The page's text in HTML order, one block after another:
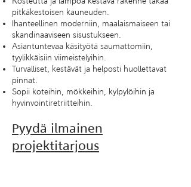
pitkäkestoisen kauneuden.
Ihanteellinen moderniin, maalaismaiseen tai
skandinaaviseen sisustukseen.
Asiantuntevaa käsityötä saumattomiin,
tyylikkäisiin viimeistelyihin.
Turvalliset, kestävät ja helposti huollettavat
pinnat.
Sopii koteihin, mökkeihin, kylpylöihin ja
hyvinvointiretriitteihin.
Pyydä ilmainen
projektitarjous